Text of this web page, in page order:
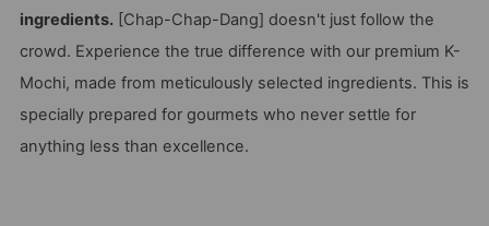
ingredients. [Chap-Chap-Dang] doesn't just follow the
crowd. Experience the true difference with our premium K-
Mochi, made from meticulously selected ingredients. This is
specially prepared for gourmets who never settle for
anything less than excellence.